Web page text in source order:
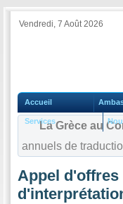
Vendredi, 7 Août 2026
Accueil
ServicesLa Grèce au
annuels de
Appel d'offres